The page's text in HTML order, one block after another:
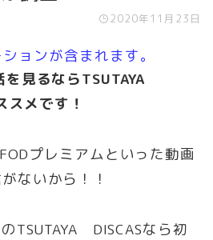
2020年11月23日
ョンが含まれます。
を見るならTSUTAYA
スメです！
プレミアムといった動画
ないから！！
TSUTAYA DISCASなら初